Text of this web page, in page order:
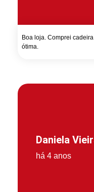
Boa loja. Comprei
ótima.
Daniela
há 4 anos